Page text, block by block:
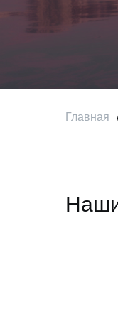
Главная